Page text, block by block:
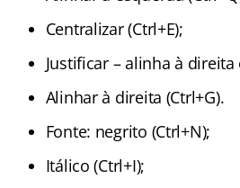
Centralizar (Ctrl+E);
Justificar – alinha à direita
Alinhar à direita (Ctrl+G).
Fonte: negrito (Ctrl+N);
Itálico (Ctrl+I);